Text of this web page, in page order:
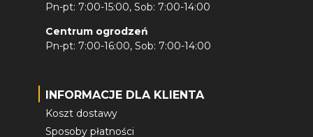
Pn-pt: 7:00-15:00, Sob: 7:00-14:00
Centrum ogrodzeń
Pn-pt: 7:00-16:00, Sob: 7:00-14:00
INFORMACJE DLA KLIENTA
Koszt dostawy
Sposoby płatności